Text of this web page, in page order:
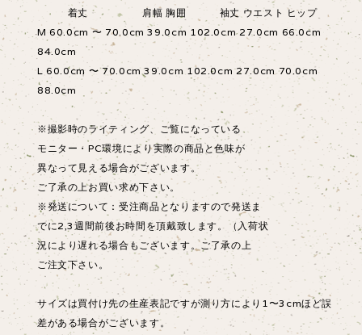
着丈 肩幅 胸囲 袖丈 ウエスト ヒップ
M 60.0cm 〜 70.0cm 39.0cm 102.0cm 27.0cm 66.0cm
84.0cm
L 60.0cm 〜 70.0cm 39.0cm 102.0cm 27.0cm 70.0cm
88.0cm
※撮影時のライティング、ご覧になっている
モニター・PC環境により実際の商品と色味が
異なって見える場合がございます。
ご了承の上お買い求め下さい。
※発送について：受注商品となりますので発送ま
でに2,3週間前後お時間を頂戴致します。（入荷状
況により遅れる場合もございます。ご了承の上
ご注文下さい。
サイズは買付け先の生産表記ですが測り方により1〜3cmほど誤
差がある場合がございます。